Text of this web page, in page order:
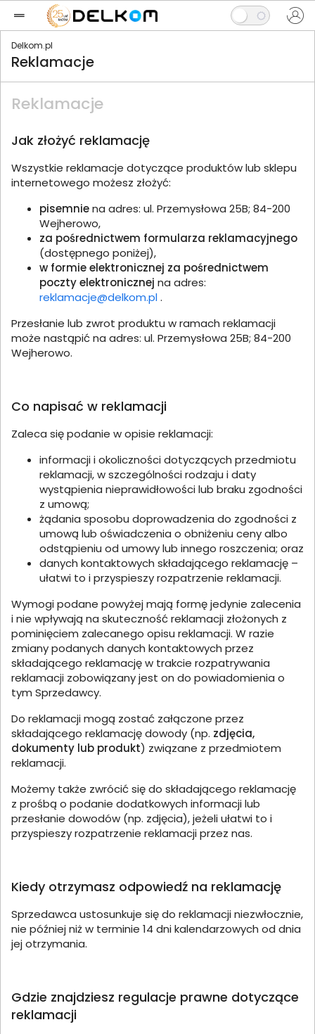
Delkom.pl
Reklamacje
Reklamacje
Jak złożyć reklamację
Wszystkie reklamacje dotyczące produktów lub sklepu
internetowego możesz złożyć:
pisemniena adres: ul. Przemysłowa 25B; 84-200
Wejherowo,
za pośrednictwem formularza reklamacyjnego
(dostępnego poniżej),
w formie elektronicznej za pośrednictwem
poczty elektronicznej na adres:
reklamacje@delkom.pl.
Przesłanie lub zwrot produktu w ramach reklamacji
może nastąpić na adres: ul. Przemysłowa 25B; 84-200
Wejherowo.
Co napisać w reklamacji
Zaleca się podanie w opisie reklamacji:
informacji i okoliczności dotyczących przedmiotu
reklamacji, w szczególności rodzaju i daty
wystąpienia nieprawidłowości lub braku zgodności
z umową;
żądania sposobu doprowadzenia do zgodności z
umową lub oświadczenia o obniżeniu ceny albo
odstąpieniu od umowy lub innego roszczenia; oraz
danych kontaktowych składającego reklamację –
ułatwi to i przyspieszy rozpatrzenie reklamacji.
Wymogi podane powyżej mają formę jedynie zalecenia
i nie wpływają na skuteczność reklamacji złożonych z
pominięciem zalecanego opisu reklamacji. W razie
zmiany podanych danych kontaktowych przez
składającego reklamację w trakcie rozpatrywania
reklamacji zobowiązany jest on do powiadomienia o
tym Sprzedawcy.
Do reklamacji mogą zostać załączone przez
składającego reklamację dowody (np. zdjęcia,
dokumenty lub produkt) związane z przedmiotem
reklamacji.
Możemy także zwrócić się do składającego reklamację
z prośbą o podanie dodatkowych informacji lub
przesłanie dowodów (np. zdjęcia), jeżeli ułatwi to i
przyspieszy rozpatrzenie reklamacji przez nas.
Kiedy otrzymasz odpowiedź na reklamację
Sprzedawca ustosunkuje się do reklamacji niezwłocznie,
nie później niż w terminie 14 dni kalendarzowych od dnia
jej otrzymania.
Gdzie znajdziesz regulacje prawne dotyczące
reklamacji